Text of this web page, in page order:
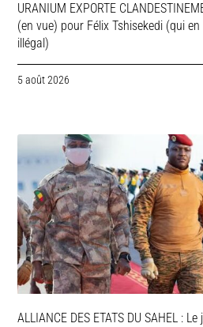
URANIUM EXPORTE
(en vue) pour Félix Tshisekedi (qui
illégal)
5 août 2026
ALLIANCE DES ETATS DU SAHEL :